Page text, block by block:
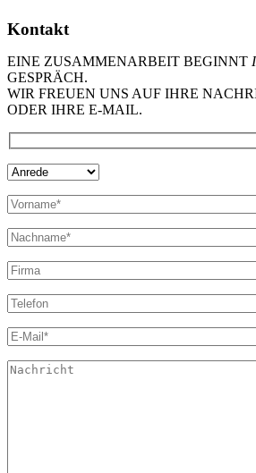
Kontakt
EINE ZUSAMMENARBEIT BEGINNT
GESPRÄCH.
WIR FREUEN UNS AUF IHRE
ODER IHRE E-MAIL.